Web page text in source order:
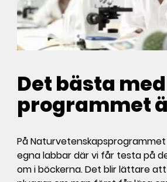
Det bästa med
programmet
På
egna labbar där vi får testa på
om i böckerna. Det blir lättare